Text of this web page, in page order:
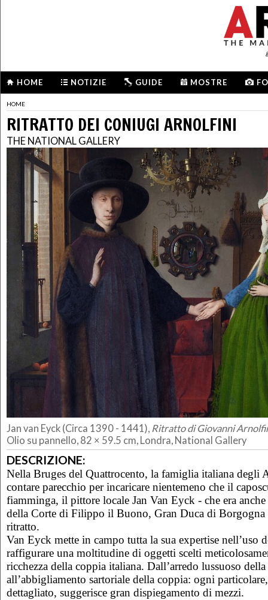
HOME NOTIZIE GUIDE MOSTRE
HOME
RITRATTO DEI CONIUGI ARNOLFINI
THE NATIONAL GALLERY
Jan van Eyck (Circa 1390 - 1441), Ritratto di Giovanni
Olio su pannello, 82 × 59.5 cm, Londra, National Gallery
DESCRIZIONE:
Nella Bruges del Quattrocento, la famiglia italiana degli
contare parecchio per incaricare nientemeno che il
fiamminga, il pittore locale Jan Van Eyck - che era
della Corte di Filippo il Buono, Gran Duca di Borgogna
ritratto.
Van Eyck mette in campo tutta la sua expertise nell’uso
raffigurare una moltitudine di oggetti scelti
ricchezza della coppia italiana. Dall’arredo lussuoso della
all’abbigliamento sartoriale della coppia: ogni
dettagliato, suggerisce gran dispiegamento di mezzi.